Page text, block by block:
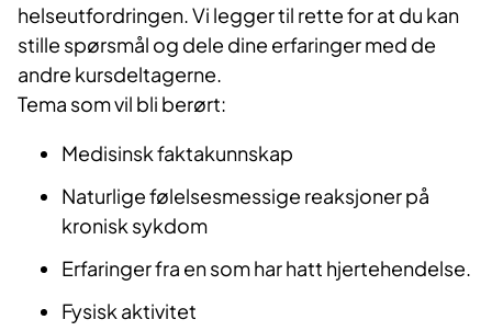
helseutfordringen. Vi legger til rette for at du kan
stille spørsmål og dele dine erfaringer med de
andre kursdeltagerne.​
Tema som vil bli berørt:
Medisinsk faktakunnskap
Naturlige følelsesmessige reaksjoner på
kronisk sykdom
Erfaringer fra en som har hatt hjertehendelse.
Fysisk aktivitet